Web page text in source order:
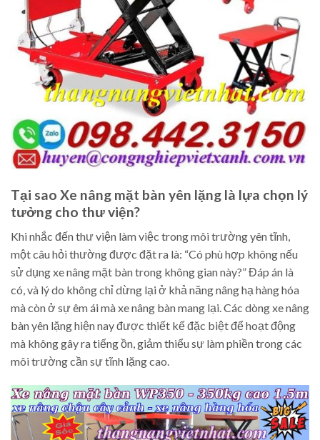
Tại sao Xe nâng mặt bàn yên lặng là lựa chọn lý
tưởng cho thư viện?
Khi nhắc đến thư viện làm việc trong môi trường yên tĩnh,
một câu hỏi thường được đặt ra là: “Có phù hợp không nếu
sử dụng xe nâng mặt bàn trong không gian này?” Đáp án là
có, và lý do không chỉ dừng lại ở khả năng nâng hạ hàng hóa
mà còn ở sự êm ái mà xe nâng bàn mang lại. Các dòng xe nâng
bàn yên lặng hiện nay được thiết kế đặc biệt để hoạt động
mà không gây ra tiếng ồn, giảm thiểu sự làm phiền trong các
môi trường cần sự tĩnh lặng cao.